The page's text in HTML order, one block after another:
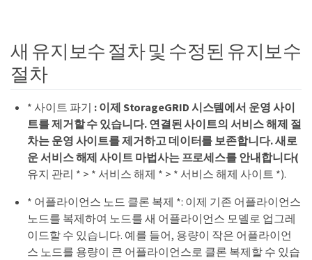
새 유지보수 절차 및 수정된 유지보수
절차
* 사이트 파기 : 이제 StorageGRID 시스템에서 운영 사이
트를 제거할 수 있습니다. 연결된 사이트의 서비스 해제 절
차는 운영 사이트를 제거하고 데이터를 보존합니다. 새로
운 서비스 해제 사이트 마법사는 프로세스를 안내합니다(
유지 관리 * > * 서비스 해제 * > * 서비스 해제 사이트 *).
* 어플라이언스 노드 클론 복제 *: 이제 기존 어플라이언스
노드를 복제하여 노드를 새 어플라이언스 모델로 업그레
이드할 수 있습니다. 예를 들어, 용량이 작은 어플라이언
스 노드를 용량이 큰 어플라이언스로 클론 복제할 수 있습